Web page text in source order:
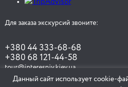
Данный сайт использует cookie-
Для заказа экскурсий звоните:
+380 44 333-68-68
+380 68 121-44-58
tour@interesniy.kiev.ua